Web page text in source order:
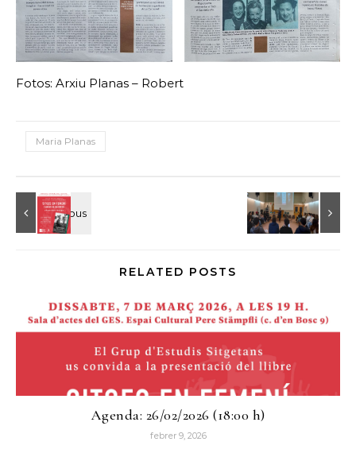
Fotos: Arxiu Planas – Robert
Maria Planas
RELATED POSTS
Agenda: 26/02/2026 (18:00 h)
febrer 9, 2026